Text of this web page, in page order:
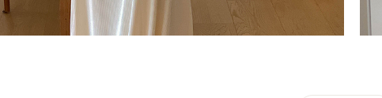
리얼체험단모집
만삭사진컨테스트